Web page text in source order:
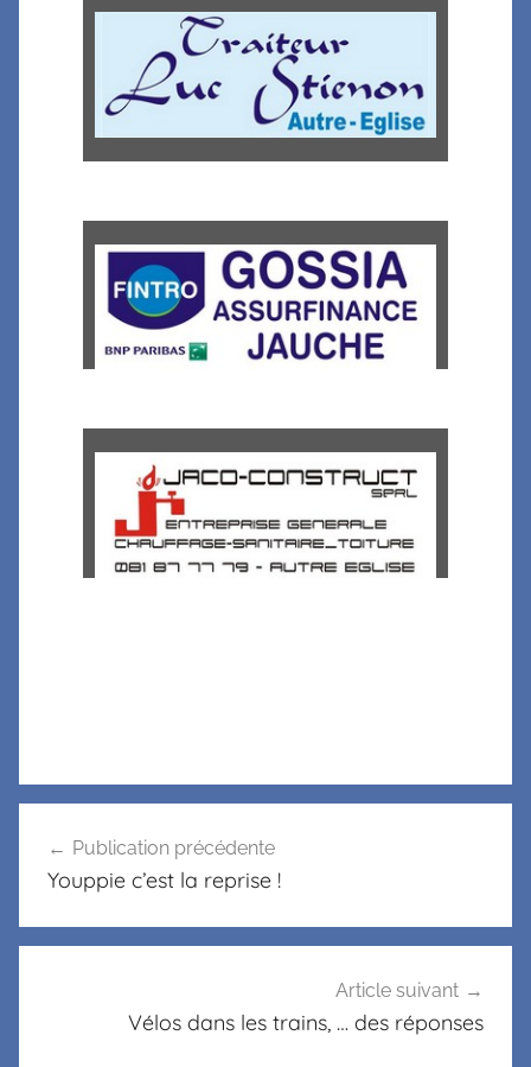
Publication précédente
Youppie c’est la reprise !
Article suivant
Vélos dans les trains, … des réponses